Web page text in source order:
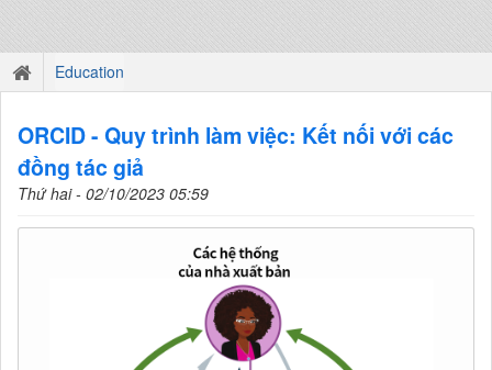
Education
ORCID - Quy trình làm việc: Kết nối với các
đồng tác giả
Thứ hai - 02/10/2023 05:59